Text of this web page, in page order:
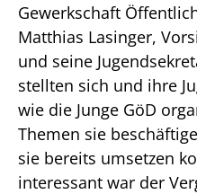
Gewerkschaft
Matthias Lasinger,
und seine
stellten sich und ihre
wie die Junge GöD
Themen sie
sie bereits umsetzen
interessant war der